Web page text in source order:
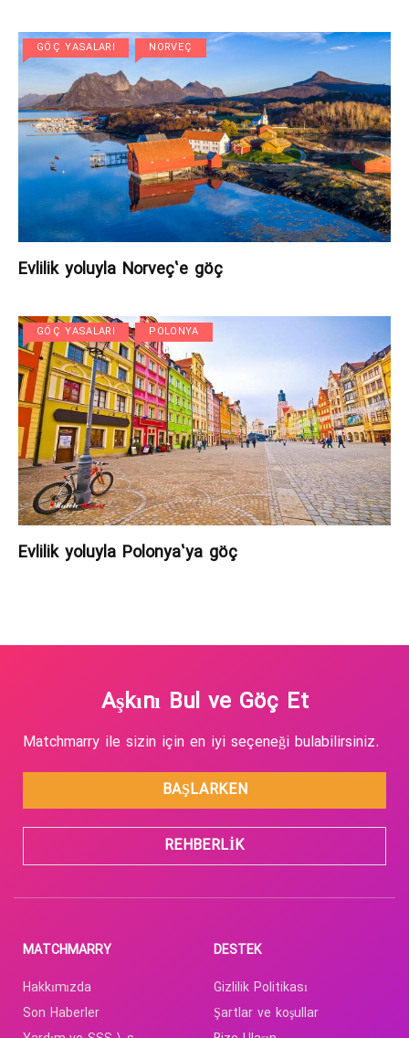
GÖÇ YASALARI NORVEÇ
Evlilik yoluyla Norveç’e göç
GÖÇ YASALARI POLONYA
Evlilik yoluyla Polonya’ya göç
Aşkını Bul ve Göç Et
Matchmarry ile sizin için en iyi seçeneği bulabilirsiniz.
BAŞLARKEN
REHBERLIK
MATCHMARRY
Hakkımızda
Son Haberler
DESTEK
Gizlilik Politikası
Şartlar ve koşullar